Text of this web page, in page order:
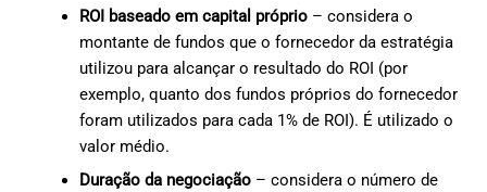
ROI baseado em capital próprio– considera o
montante de fundos que o fornecedor da estratégia
utilizou para alcançar o resultado do ROI (por
exemplo, quanto dos fundos próprios do fornecedor
foram utilizados para cada 1% de ROI). É utilizado o
valor médio.
Duração da negociação– considera o número de